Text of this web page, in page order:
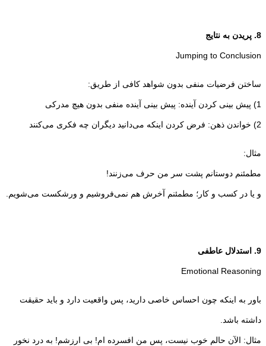
8. پریدن به نتایج
Jumping to Conclusion
ساختن فرضیات منفی بدون شواهد کافی از طریق:
1) پیش بینی کردن آینده: پیش بینی آینده منفی بدون هیچ مدرکی
2) خواندن ذهن: فرض کردن اینکه می‌دانید دیگران چه فکری می‌کنند
مثال:
مطمئنم دوستانم پشت سر من حرف می‌زنند!
و یا در کسب و کار؛ مطمئنم آخرش هم نمی‌فروشیم و ورشکست می‌شویم.
9. استدلال عاطفی
Emotional Reasoning
باور به اینکه چون احساس خاصی دارید، پس واقعیت دارد و باید حقیقت
داشته باشد.
مثال: الآن حالم خوب نیست، پس من افسرده ام! بی ارزشم! به درد نخور